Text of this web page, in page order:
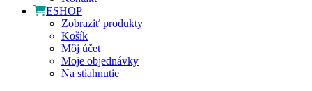
ESHOP
Zobraziť produkty
Košík
Môj účet
Moje objednávky
Na stiahnutie